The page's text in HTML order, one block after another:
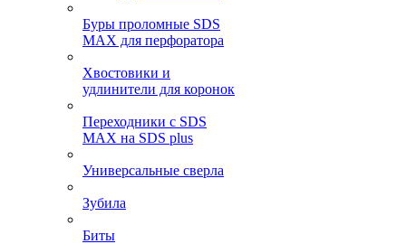
Буры проломные SDS
MAX для перфоратора
Хвостовики и
удлинители для коронок
Переходники с SDS
MAX на SDS plus
Универсальные сверла
Зубила
Биты